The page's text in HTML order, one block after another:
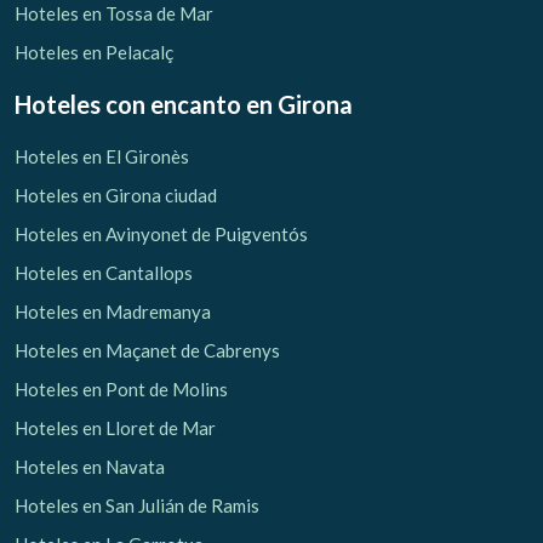
Hoteles en Tossa de Mar
Hoteles en Pelacalç
Hoteles con encanto en Girona
Hoteles en El Gironès
Hoteles en Girona ciudad
Hoteles en Avinyonet de Puigventós
Hoteles en Cantallops
Hoteles en Madremanya
Hoteles en Maçanet de Cabrenys
Hoteles en Pont de Molins
Hoteles en Lloret de Mar
Hoteles en Navata
Hoteles en San Julián de Ramis